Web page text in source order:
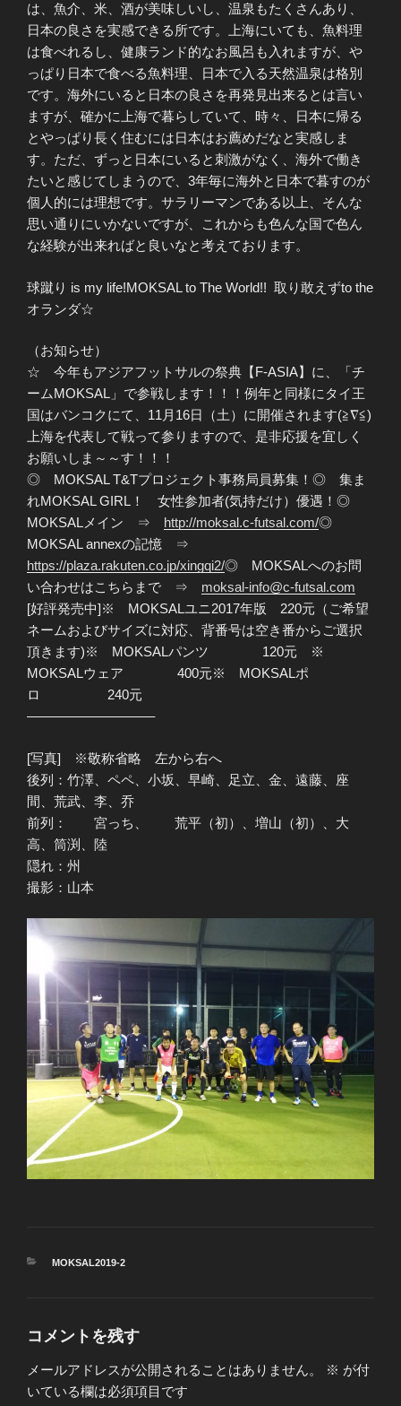
は、魚介、米、酒が美味しいし、温泉もたくさんあり、
日本の良さを実感できる所です。上海にいても、魚料理
は食べれるし、健康ランド的なお風呂も入れますが、や
っぱり日本で食べる魚料理、日本で入る天然温泉は格別
です。海外にいると日本の良さを再発見出来るとは言い
ますが、確かに上海で暮らしていて、時々、日本に帰る
とやっぱり長く住むには日本はお薦めだなと実感しま
す。ただ、ずっと日本にいると刺激がなく、海外で働き
たいと感じてしまうので、3年毎に海外と日本で暮すのが
個人的には理想です。サラリーマンである以上、そんな
思い通りにいかないですが、これからも色んな国で色ん
な経験が出来ればと良いなと考えております。
球蹴り is my life!MOKSAL to The World!! 取り敢えずto the
オランダ☆
（お知らせ）
☆ 今年もアジアフットサルの祭典【F-ASIA】に、「チ
ームMOKSAL」で参戦します！！！例年と同様にタイ王
国はバンコクにて、11月16日（土）に開催されます(≧∇≦)
上海を代表して戦って参りますので、是非応援を宜しく
お願いしま～～す！！！
◎ MOKSAL T&Tプロジェクト事務局員募集！◎ 集ま
れMOKSAL GIRL！ 女性参加者(気持だけ）優遇！◎
MOKSALメイン ⇒ http://moksal.c-futsal.com/◎
MOKSAL annexの記憶 ⇒
https://plaza.rakuten.co.jp/xingqi2/◎ MOKSALへのお問
い合わせはこちらまで ⇒ moksal-info@c-futsal.com
[好評発売中]※ MOKSALユニ2017年版 220元（ご希望
ネームおよびサイズに対応、背番号は空き番からご選択
頂きます)※ MOKSALパンツ 120元 ※
MOKSALウェア 400元※ MOKSALポ
ロ 240元
—————————–
[写真] ※敬称省略 左から右へ
後列：竹澤、ペペ、小坂、早崎、足立、金、遠藤、座
間、荒武、李、乔
前列： 宮っち、 荒平（初）、増山（初）、大
高、筒渕、陸
隠れ：州
撮影：山本
カ
MOKSAL2019-2
コメントを残す
メールアドレスが公開されることはありません。 ※ が付
いている欄は必須項目です